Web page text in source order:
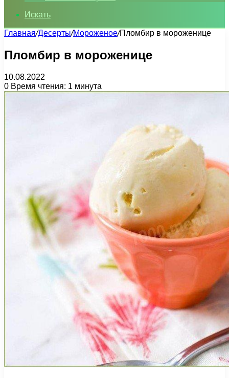
Искать
Главная/Десерты/Мороженое/Пломбир в мороженице
Пломбир в мороженице
10.08.2022
0 Время чтения: 1 минута